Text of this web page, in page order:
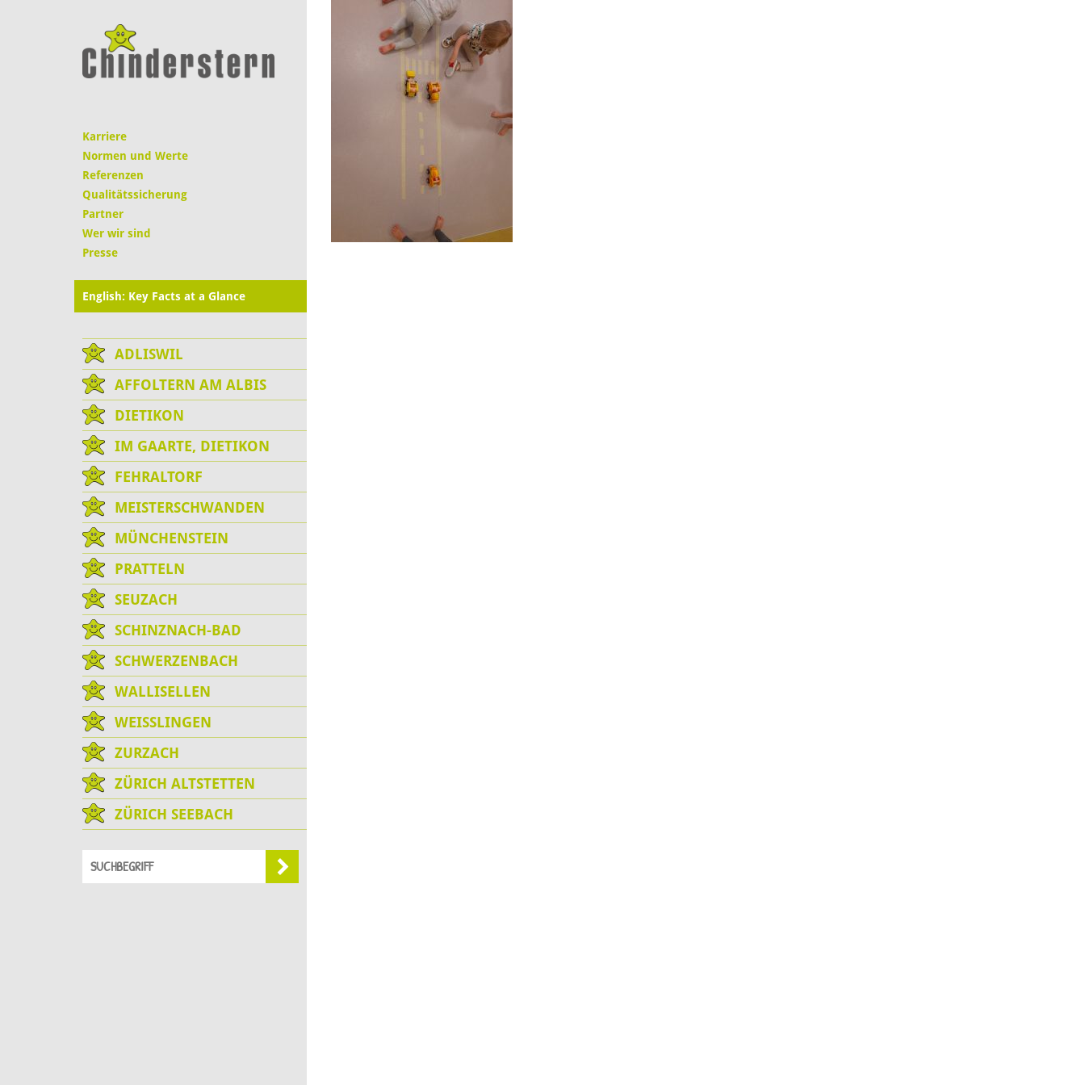
Karriere
Normen und Werte
Referenzen
Qualitätssicherung
Partner
Wer wir sind
Presse
English: Key Facts at a Glance
ADLISWIL
AFFOLTERN AM ALBIS
DIETIKON
IM GAARTE, DIETIKON
FEHRALTORF
MEISTERSCHWANDEN
MÜNCHENSTEIN
PRATTELN
SEUZACH
SCHINZNACH-BAD
SCHWERZENBACH
WALLISELLEN
WEISSLINGEN
ZURZACH
ZÜRICH ALTSTETTEN
ZÜRICH SEEBACH